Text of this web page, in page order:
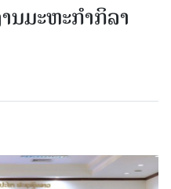
ນມະຫະກຳກິລາ